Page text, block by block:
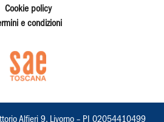
Cookie policy
e condizioni
Alfieri 9, Livorno – PI 02054410499